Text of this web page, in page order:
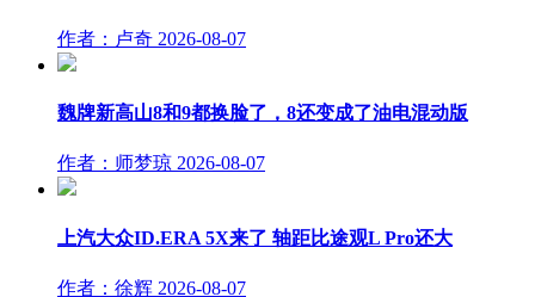
作者：卢奇 2026-08-07
魏牌新高山8和9都换脸了，8还变成了油电混动版
作者：师梦琼 2026-08-07
上汽大众ID.ERA 5X来了 轴距比途观L Pro还大
作者：徐辉 2026-08-07